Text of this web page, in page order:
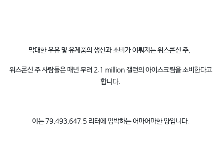
막대한 우유 및 유제품의 생산과 소비가 이뤄지는 위스콘신 주,
위스콘신 주 사람들은 매년 무려 2.1 million 갤런의 아이스크림을 소비한다고
합니다.
이는 79,493,647.5 리터에 임박하는 어마어마한 양입니다.